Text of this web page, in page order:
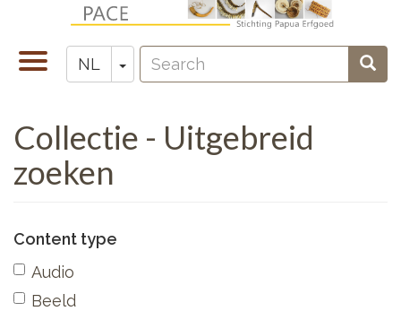
naar
gaan
Navigatie
wisselen
NL Toggle Dropdown
Zoeken
Search
Collectie - Uitgebreid
zoeken
Content type
Audio
Beeld